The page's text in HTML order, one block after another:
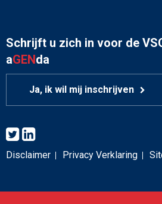
Schrijft u zich in voor de
aGENda
Ja, ik wil mij inschrijven
Disclaimer Privacy Verklaring